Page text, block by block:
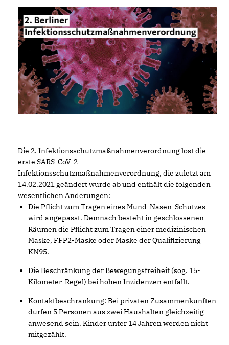
Die 2. Infektionsschutzmaßnahmenverordnung löst die
erste SARS-CoV-2-
Infektionsschutzmaßnahmenverordnung, die zuletzt am
14.02.2021 geändert wurde ab und enthält die folgenden
wesentlichen Änderungen:
Die Pflicht zum Tragen eines Mund-Nasen-Schutzes
wird angepasst. Demnach besteht in geschlossenen
Räumen die Pflicht zum Tragen einer medizinischen
Maske, FFP2-Maske oder Maske der Qualifizierung
KN95.
Die Beschränkung der Bewegungsfreiheit (sog. 15-
Kilometer-Regel) bei hohen Inzidenzen entfällt.
Kontaktbeschränkung: Bei privaten Zusammenkünften
dürfen 5 Personen aus zwei Haushalten gleichzeitig
anwesend sein. Kinder unter 14 Jahren werden nicht
mitgezählt.